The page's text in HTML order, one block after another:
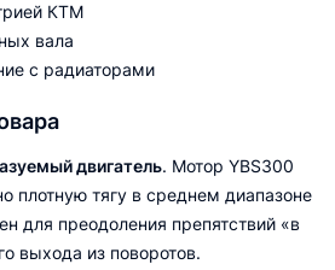
КТМ
вала
с радиаторами
двигатель. Мотор YBS300
плотную тягу в среднем диапазоне
для преодоления препятствий «в
выхода из поворотов.